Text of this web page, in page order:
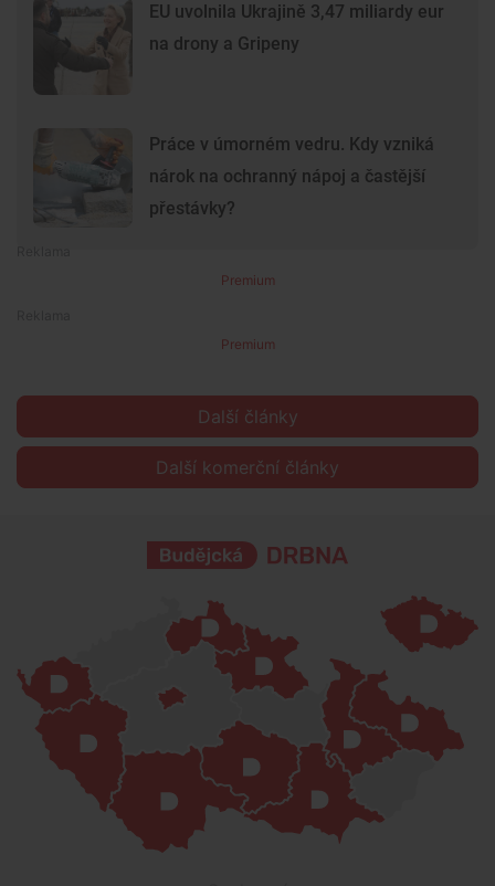
EU uvolnila Ukrajině 3,47 miliardy eur
na drony a Gripeny
Práce v úmorném vedru. Kdy vzniká
nárok na ochranný nápoj a častější
přestávky?
Premium
Premium
Další články
Další komerční články